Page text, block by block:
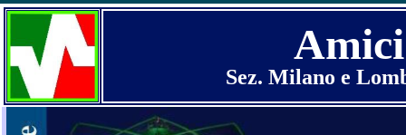
Sez. Milano e